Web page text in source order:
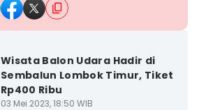
Wisata Balon Udara Hadir di
Sembalun Lombok Timur, Tiket
Rp400 Ribu
03 Mei 2023, 18:50 WIB